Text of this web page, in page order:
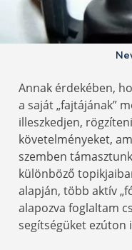
Annak érdekében,
a saját „fajtájának”
illeszkedjen,
követelményeket,
szemben
különböző
alapján, több aktív
alapozva foglaltam
segítségüket ezúton